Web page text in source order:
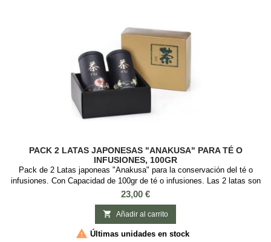
PACK 2 LATAS JAPONESAS "ANAKUSA" PARA TÉ O
INFUSIONES, 100GR
Pack de 2 Latas japoneas "Anakusa" para la conservación del té o
infusiones. Con Capacidad de 100gr de té o infusiones. Las 2 latas son
diferentes modelos. Esta lata es ideal guardar té o infusiones, es
redonda con tapa de rosca. Medidas: : 6,5 cm diámetro x 12,5 cm alto.
2 Modelos
Precio
23,00 €
 Añadir al carrito
 Últimas unidades en stock